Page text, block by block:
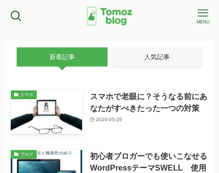
MENU
新着記事 人気記事
スマホ
スマホで老眼に？そうなる前にあ
なたがすべきたった一つの対策
2020-05-26
ブログ
初心者ブロガーでも使いこなせる
WordPressテーマSWELL 使用